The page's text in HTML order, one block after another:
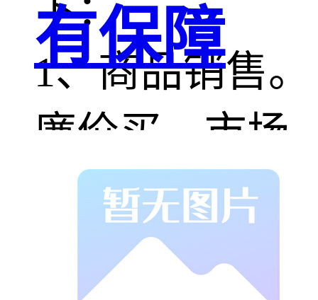
下：
1、商品销售。
廉价买，市场
价卖，赚差
额。
有保障